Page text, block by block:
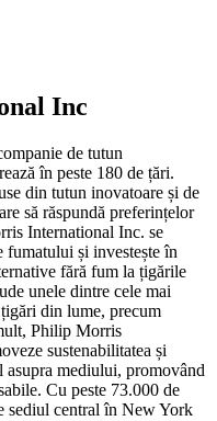
Inc
de tutun
în peste 180 de țări.
din tutun inovatoare și de
să răspundă preferințelor
International Inc. se
fumatului și investește în
fără fum la țigările
unele dintre cele mai
din lume, precum
Philip Morris
sustenabilitatea și
asupra mediului, promovând
Cu peste 73.000 de
sediul central în New York